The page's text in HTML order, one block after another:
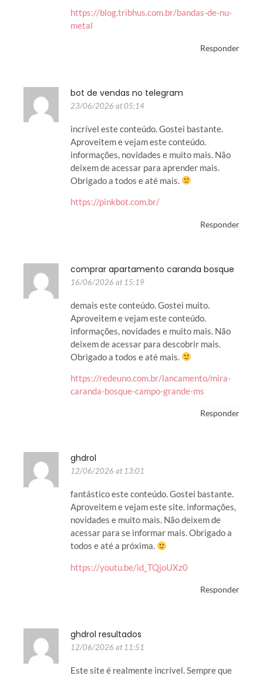
https://blog.tribhus.com.br/bandas-de-nu-
metal
Responder
bot de vendas no telegram
23/06/2026 at 05:14
incrível este conteúdo. Gostei bastante.
Aproveitem e vejam este conteúdo.
informações, novidades e muito mais. Não
deixem de acessar para aprender mais.
Obrigado a todos e até mais.
https://pinkbot.com.br/
Responder
comprar apartamento caranda bosque
16/06/2026 at 15:19
demais este conteúdo. Gostei muito.
Aproveitem e vejam este conteúdo.
informações, novidades e muito mais. Não
deixem de acessar para descobrir mais.
Obrigado a todos e até mais.
https://redeuno.com.br/lancamento/mira-
caranda-bosque-campo-grande-ms
Responder
ghdrol
12/06/2026 at 13:01
fantástico este conteúdo. Gostei bastante.
Aproveitem e vejam este site. informações,
novidades e muito mais. Não deixem de
acessar para se informar mais. Obrigado a
todos e até a próxima.
https://youtu.be/id_TQjoUXz0
Responder
ghdrol resultados
12/06/2026 at 11:51
Este site é realmente incrível. Sempre que